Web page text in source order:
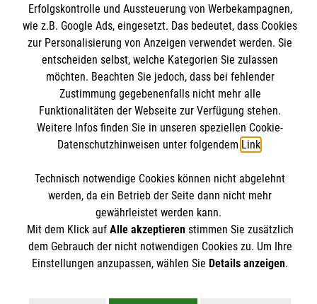
Geistliches Zentrum
Seminare und Kurse
Jahresthema
Gebete für Malteser
Praxishilfen für den Glauben
Spiritualität & Geschichte
Materialbestellung
Informationen
Kontakt
Impressum
Datenschutz
Allgemeine Geschäftsbedingungen
Malteser online
Malteser Kommende
Kloster Bad Wimpfen
Malteser Akademie
Soziale Netzwerke
Erfolgskontrolle und Aussteuerung von Werbekampagnen,
wie z.B. Google Ads, eingesetzt. Das bedeutet, dass Cookies
zur Personalisierung von Anzeigen verwendet werden. Sie
entscheiden selbst, welche Kategorien Sie zulassen
möchten. Beachten Sie jedoch, dass bei fehlender
Zustimmung gegebenenfalls nicht mehr alle
Funktionalitäten der Webseite zur Verfügung stehen.
Weitere Infos finden Sie in unseren speziellen Cookie-
Datenschutzhinweisen unter folgendem Link.
Technisch notwendige Cookies können nicht abgelehnt
werden, da ein Betrieb der Seite dann nicht mehr
gewährleistet werden kann.
Mit dem Klick auf Alle akzeptierenstimmen Sie zusätzlich
dem Gebrauch der nicht notwendigen Cookies zu. Um Ihre
Einstellungen anzupassen, wählen Sie Details anzeigen.